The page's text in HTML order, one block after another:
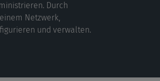
Durch
Netzwerk,
und verwalten.